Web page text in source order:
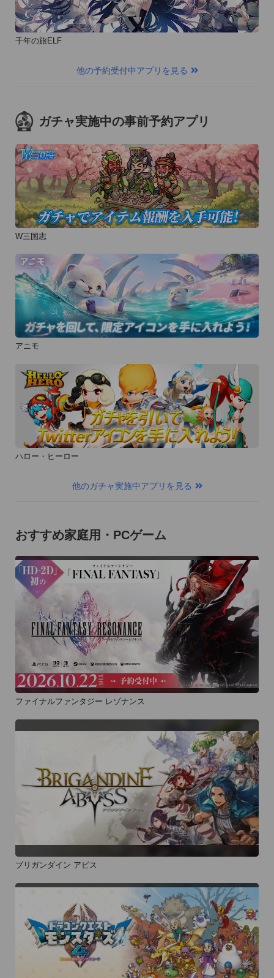
千年の旅ELF
他の予約受付中アプリを見る
ガチャ実施中の事前予約アプリ
W三国志
アニモ
ハロー・ヒーロー
他のガチャ実施中アプリを見る
おすすめ家庭用・PCゲーム
ファイナルファンタジー レゾナンス
ブリガンダイン アビス